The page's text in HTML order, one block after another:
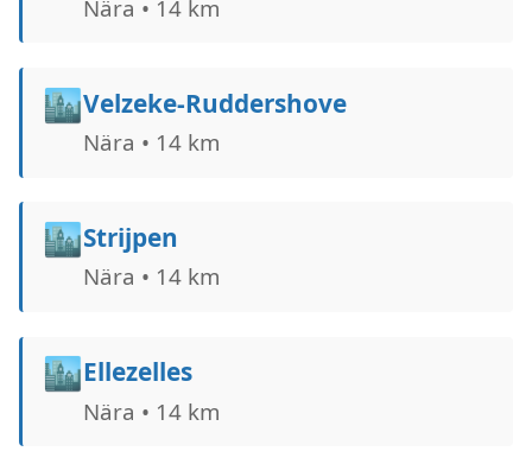
Nära • 14 km
🏙️Velzeke-Ruddershove
Nära • 14 km
🏙️Strijpen
Nära • 14 km
🏙️Ellezelles
Nära • 14 km